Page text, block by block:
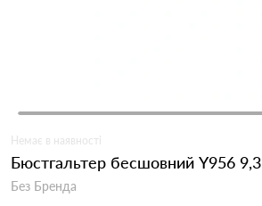
Немає в наявності
Бюстгальтер бесшовний Y956 9,3
Без Бренда